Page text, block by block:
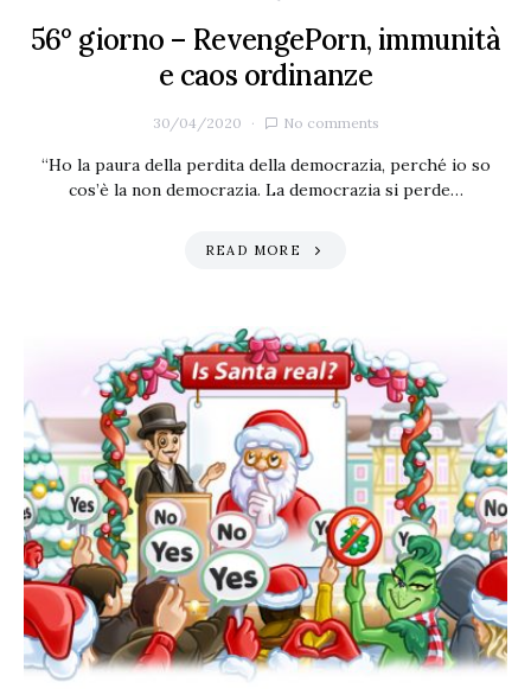
56° giorno – RevengePorn, immunità
e caos ordinanze
30/04/2020 No comments
“Ho la paura della perdita della democrazia, perché io so
cos’è la non democrazia. La democrazia si perde…
READ MORE